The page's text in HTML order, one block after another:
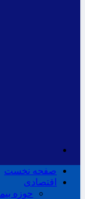
صفحه نخست
اقتصادی
حوزه